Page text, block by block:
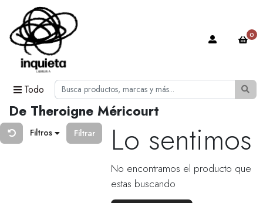
Todo
0
De Theroigne Méricourt
Filtros Filtrar Lo sentimos
No encontramos el producto que
estas buscando